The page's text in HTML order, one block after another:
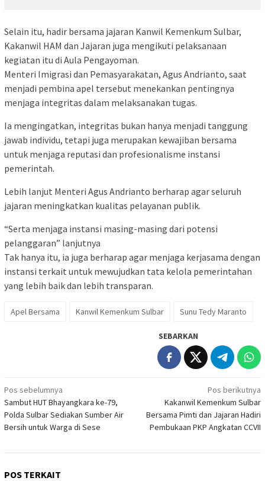
Selain itu, hadir bersama jajaran Kanwil Kemenkum Sulbar,
Kakanwil HAM dan Jajaran juga mengikuti pelaksanaan
kegiatan itu di Aula Pengayoman.
Menteri Imigrasi dan Pemasyarakatan, Agus Andrianto, saat
menjadi pembina apel tersebut menekankan pentingnya
menjaga integritas dalam melaksanakan tugas.
Ia mengingatkan, integritas bukan hanya menjadi tanggung
jawab individu, tetapi juga merupakan kewajiban bersama
untuk menjaga reputasi dan profesionalisme instansi
pemerintah.
Lebih lanjut Menteri Agus Andrianto berharap agar seluruh
jajaran meningkatkan kualitas pelayanan publik.
“Serta menjaga instansi masing-masing dari potensi
pelanggaran” lanjutnya
Tak hanya itu, ia juga berharap agar menjaga kerjasama dengan
instansi terkait untuk mewujudkan tata kelola pemerintahan
yang lebih baik dan lebih transparan.
Apel Bersama Kanwil Kemenkum Sulbar Sunu Tedy Maranto
SEBARKAN
Navigasi
pos
Pos sebelumnya
Sambut HUT Bhayangkara ke-79,
Polda Sulbar Sediakan Sumber Air
Bersih untuk Warga di Sese
Pos berikutnya
Kakanwil Kemenkum Sulbar
Bersama Pimti dan Jajaran Hadiri
Pembukaan PKP Angkatan CCVII
POS TERKAIT